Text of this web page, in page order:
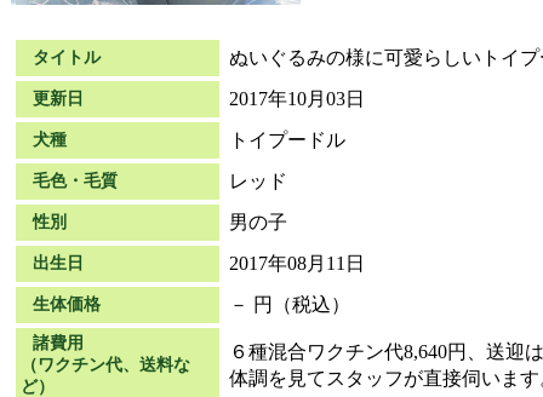
タイトル ぬいぐるみの様に可愛らしいトイ
更新日 2017年10月03日
犬種 トイプードル
毛色・毛質 レッド
性別 男の子
出生日 2017年08月11日
生体価格 － 円（税込）
諸費用
（ワクチン代、送料な
ど）
６種混合ワクチン代8,640円、送迎
体調を見てスタッフが直接伺います